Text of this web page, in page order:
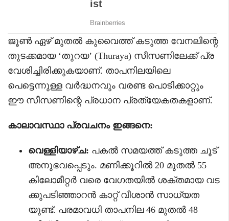
ജൂൺ ഏഴ് മുതൽ കുവൈത്ത് കടുത്ത വേനലിന്റെ
തുടക്കമായ ‘തുറയ’ (Thuraya) സീസണിലേക്ക് പ്ര
വേശിച്ചിരിക്കുകയാണ്. താപനിലയിലെ
പെട്ടെന്നുള്ള വർദ്ധനവും വരണ്ട പൊടിക്കാറ്റും
ഈ സീസണിന്റെ പ്രധാന പ്രത്യേകതകളാണ്.
കാലാവസ്ഥാ പ്രവചനം ഇങ്ങനെ:
വെള്ളിയാഴ്ച: പകൽ സമയത്ത് കടുത്ത ചൂട്
അനുഭവപ്പെടും. മണിക്കൂറിൽ 20 മുതൽ 55
കിലോമീറ്റർ വരെ വേഗതയിൽ ശക്തമായ വട
ക്കുപടിഞ്ഞാറൻ കാറ്റ് വീശാൻ സാധ്യത
യുണ്ട്. പരമാവധി താപനില 46 മുതൽ 48